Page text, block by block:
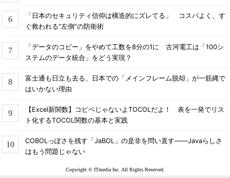
「日本のセキュリティ信仰は構造的にズレてる」 コスパよく、す
ぐ救われる“左側”の防衛術
「データのコピー」をやめて工数を8分の1に 古河電工は「100シ
ステムのデータ統合」をどう実現？
富士通も日立も去る、日本での「メインフレーム脱却」が一筋縄で
はいかない理由
【Excel新関数】コピペじゃないよTOCOLだよ！ 表を一発でリス
ト化するTOCOL関数の基本と実践
COBOLっぽさを残す「JaBOL」の是非を問い直す――Javaらしさ
はもう問題じゃない
Copyright © ITmedia Inc. All Rights Reserved.